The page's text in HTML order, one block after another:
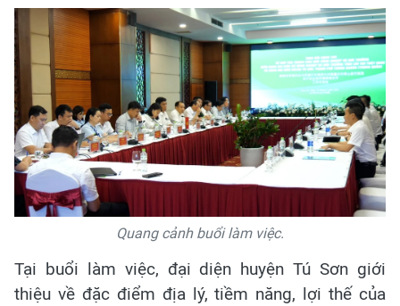
Quang cảnh buổi làm việc.
Tại buổi làm việc, đại diện huyện Tú Sơn giới
thiệu về đặc điểm địa lý, tiềm năng, lợi thế của